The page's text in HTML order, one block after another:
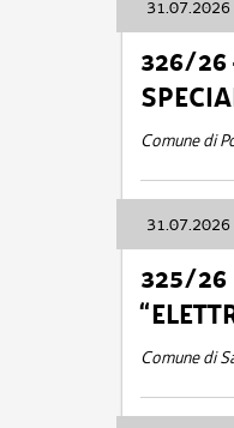
31.07.2026
326/26
Comune di
31.07.2026
325/26
Comune di